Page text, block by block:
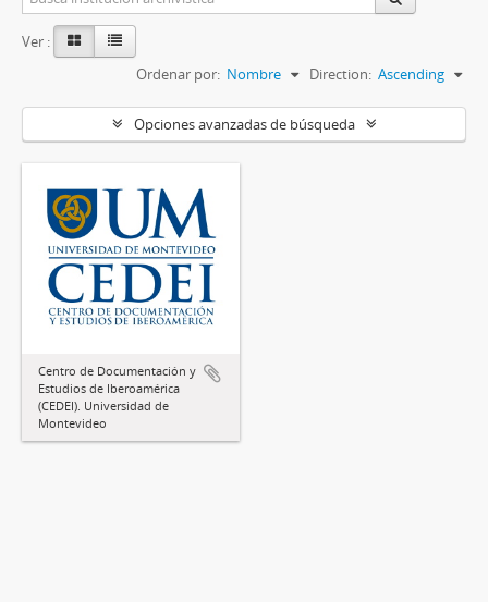
Ver :
Ordenar por: Nombre Direction: Ascending
Opciones avanzadas de búsqueda
Centro de Documentación y
Estudios de Iberoamérica
(CEDEI). Universidad de
Montevideo